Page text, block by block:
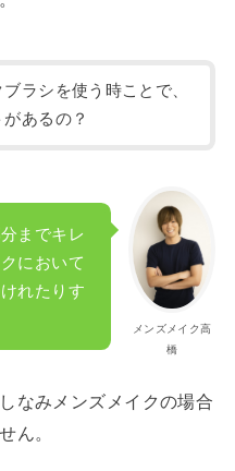
ラシを使う時ことで、
あるの？
メンズメイク高
橋
までキレ
において
れたりす
なみメンズメイクの場合
ん。